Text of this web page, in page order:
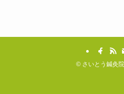
©さいとう鍼灸